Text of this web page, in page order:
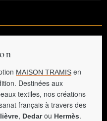
MAISON TRAMIS en
Destinées aux
textiles, nos créations
français à travers des
, Dedarou Hermès.